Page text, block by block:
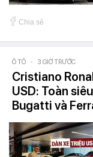
Chia sẻ
Ô TÔ - 3 GIỜ TRƯỚC
Cristiano
USD: Toàn
Bugatti và